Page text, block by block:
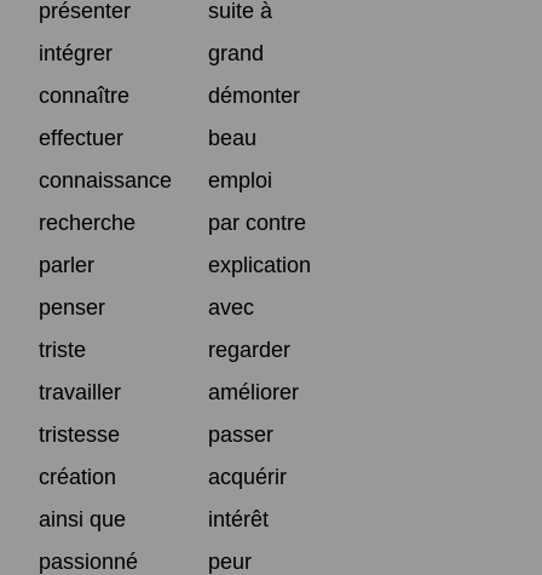
présenter
suite à
intégrer
grand
connaître
démonter
effectuer
beau
connaissance
emploi
recherche
par contre
parler
explication
penser
avec
triste
regarder
travailler
améliorer
tristesse
passer
création
acquérir
ainsi que
intérêt
passionné
peur